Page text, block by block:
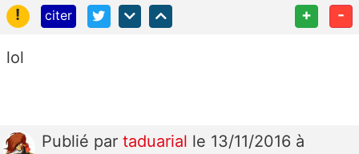
!
citer + -
lol
Publié par taduarial le 13/11/2016 à